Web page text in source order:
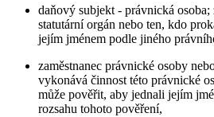
daňový subjekt - právnická
statutární orgán nebo ten, kdo
jejím jménem podle jiného
zaměstnanec právnické osoby
vykonává činnost této právnické
může pověřit, aby jednali jejím
rozsahu tohoto pověření,